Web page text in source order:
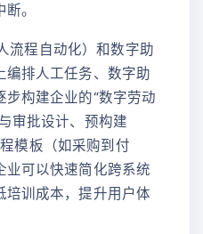
。
流程自动化）和数字助
编排人工任务、数字助
构建企业的“数字劳动
审批设计、预构建
模板（如采购到付
业可以快速简化跨系统
培训成本，提升用户体